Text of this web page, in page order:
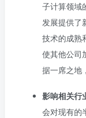
子计算领域
发展提供了
技术的成熟
使其他公司
据一席之地
影响相关行
会对现有的